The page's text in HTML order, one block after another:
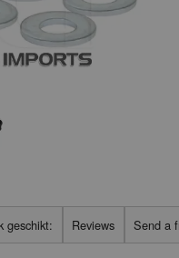
geschikt: Reviews Send a